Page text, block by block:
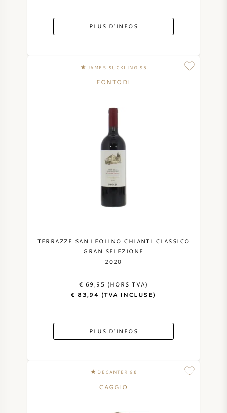
PLUS D'INFOS
JAMES SUCKLING 95
FONTODI
TERRAZZE SAN LEOLINO CHIANTI CLASSICO
GRAN SELEZIONE
2020
€ 69,95 (HORS TVA)
€ 83,94 (TVA INCLUSE)
PLUS D'INFOS
DECANTER 98
CAGGIO